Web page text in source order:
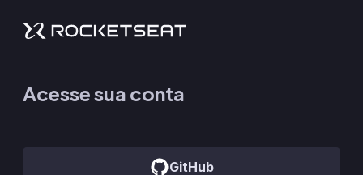
Acesse sua conta
GitHub